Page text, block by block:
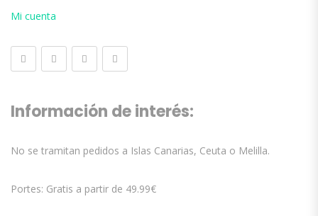
Mi cuenta
Información de interés:
No se tramitan pedidos a Islas Canarias, Ceuta o Melilla.
Portes: Gratis a partir de 49.99€